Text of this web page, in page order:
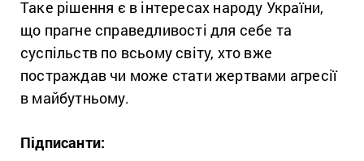
Таке рішення є в інтересах народу України,
що прагне справедливості для себе та
суспільств по всьому світу, хто вже
постраждав чи може стати жертвами агресії
в майбутньому.
Підписанти: